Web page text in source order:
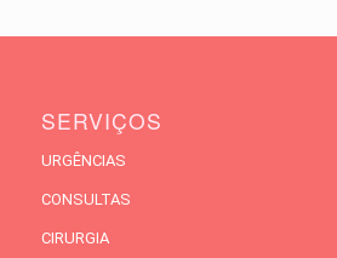
SERVIÇOS
URGÊNCIAS
CONSULTAS
CIRURGIA